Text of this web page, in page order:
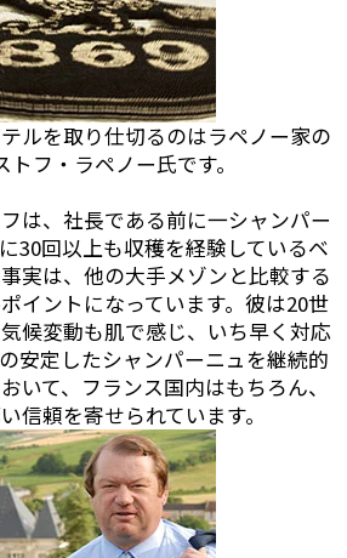
ルを取り仕切るのはラペノー家の
フ・ラペノー氏です。
は、社長である前に一シャンパー
30回以上も収穫を経験しているベ
実は、他の大手メゾンと比較する
イントになっています。彼は20世
候変動も肌で感じ、いち早く対応
安定したシャンパーニュを継続的
いて、フランス国内はもちろん、
信頼を寄せられています。